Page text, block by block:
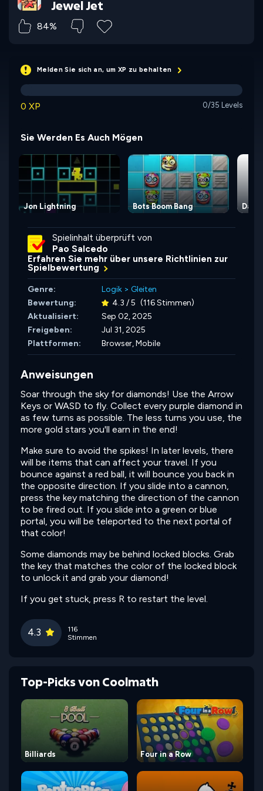
Jewel Jet
84%
Melden Sie sich an, um XP zu behalten
0 XP 0/35 Levels
Sie Werden Es Auch Mögen
Jon Lightning Bots Boom Bang
Spielinhalt überprüft von
Pao Salcedo
Erfahren Sie mehr über unsere Richtlinien zur
Spielbewertung
Genre: Logik > Gleiten
Bewertung:
4.3 / 5 (116 Stimmen)
Aktualisiert:
Sep 02, 2025
Freigeben:
Jul 31, 2025
Plattformen:
Browser, Mobile
Anweisungen
Soar through the sky for diamonds! Use the Arrow
Keys or WASD to fly. Collect every purple diamond in
as few turns as possible. The less turns you use, the
more gold stars you'll earn in the end!
Make sure to avoid the spikes! In later levels, there
will be items that can affect your travel. If you
bounce against a red ball, it will bounce you back in
the opposite direction. If you slide into a cannon,
press the key matching the direction of the cannon
to be fired out. If you slide into a green or blue
portal, you will be teleported to the next portal of
that color!
Some diamonds may be behind locked blocks. Grab
the key that matches the color of the locked block
to unlock it and grab your diamond!
If you get stuck, press R to restart the level.
4.3
116
Stimmen
Top-Picks von Coolmath
Billiards Four in a Row